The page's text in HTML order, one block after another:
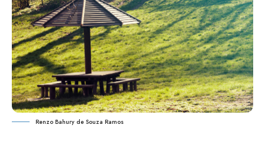
Renzo Bahury de Souza Ramos